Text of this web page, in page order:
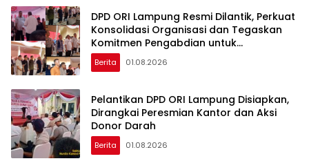
DPD ORI Lampung Resmi Dilantik, Perkuat
Konsolidasi Organisasi dan Tegaskan
Komitmen Pengabdian untuk
Masyarakat
Berita 01.08.2026
Pelantikan DPD ORI Lampung Disiapkan,
Dirangkai Peresmian Kantor dan Aksi
Donor Darah
Berita 01.08.2026